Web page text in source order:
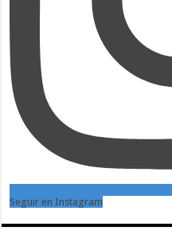
Seguir en Instagram